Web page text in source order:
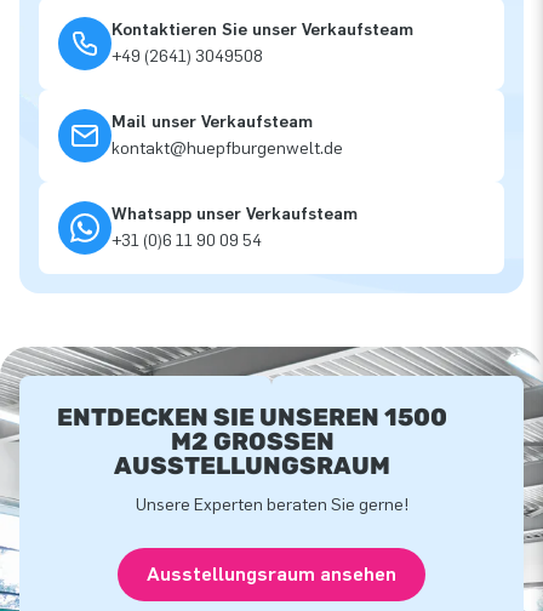
Kontaktieren Sie unser Verkaufsteam
+49 (2641) 3049508
Mail unser Verkaufsteam
kontakt@huepfburgenwelt.de
Whatsapp unser Verkaufsteam
+31 (0)6 11 90 09 54
ENTDECKEN SIE UNSEREN 1500
M2 GROSSEN A
USSTELLUNGSRAUM
Unsere Experten beraten Sie gerne!
Ausstellungsraum ansehen